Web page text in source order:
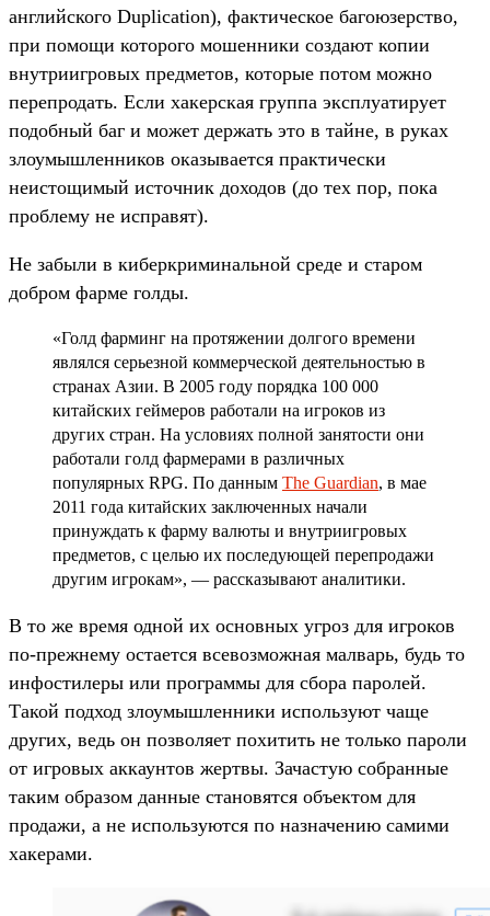
английского Duplication), фактическое багоюзерство,
при помощи которого мошенники создают копии
внутриигровых предметов, которые потом можно
перепродать. Если хакерская группа эксплуатирует
подобный баг и может держать это в тайне, в руках
злоумышленников оказывается практически
неистощимый источник доходов (до тех пор, пока
проблему не исправят).
Не забыли в киберкриминальной среде и старом
добром фарме голды.
«Голд фарминг на протяжении долгого времени
являлся серьезной коммерческой деятельностью в
странах Азии. В 2005 году порядка 100 000
китайских геймеров работали на игроков из
других стран. На условиях полной занятости они
работали голд фармерами в различных
популярных RPG. По данным The Guardian, в мае
2011 года китайских заключенных начали
принуждать к фарму валюты и внутриигровых
предметов, с целью их последующей перепродажи
другим игрокам», — рассказывают аналитики.
В то же время одной их основных угроз для игроков
по-прежнему остается всевозможная малварь, будь то
инфостилеры или программы для сбора паролей.
Такой подход злоумышленники используют чаще
других, ведь он позволяет похитить не только пароли
от игровых аккаунтов жертвы. Зачастую собранные
таким образом данные становятся объектом для
продажи, а не используются по назначению самими
хакерами.